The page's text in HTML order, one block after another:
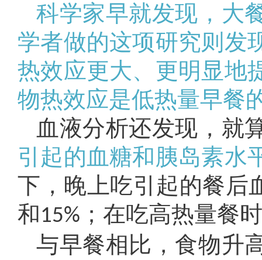
科学家早就发现，大
学者做的这项研究则发
热效应更大、更明显地
物热效应是低热量早餐
血液分析还发现，就
引起的血糖和胰岛素水
下，晚上吃引起的餐后
和15% ；在吃高热量餐
与早餐相比，食物升